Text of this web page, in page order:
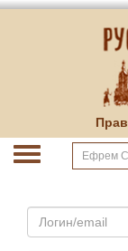
Email